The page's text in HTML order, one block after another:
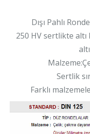
Dışı Pahlı
250 HV sertlikte altı
Sertlik
Farklı